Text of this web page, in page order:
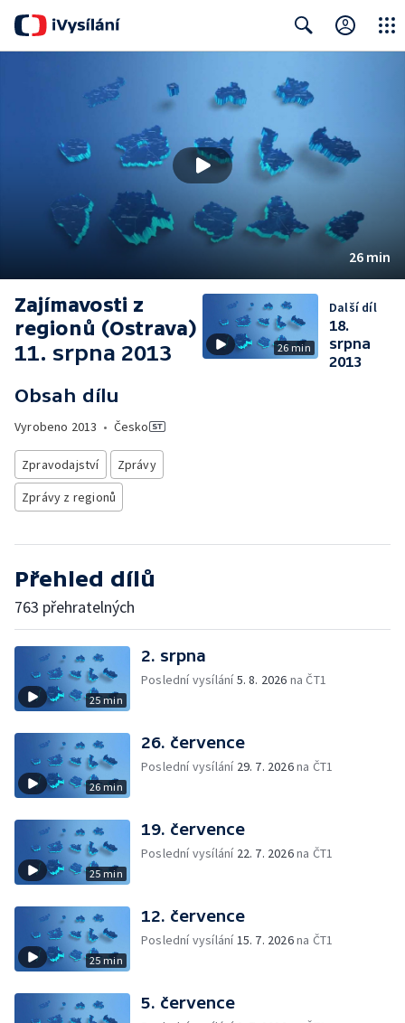
26 min
Zajímavosti z
regionů (Ostrava)
11. srpna 2013
Obsah dílu
Vyrobeno 2013 • Česko
Zpravodajství
Zprávy
Zprávy z regionů
26 min
Další díl
18.
srpna
2013
Přehled dílů
763 přehratelných
25 min
2. srpna
Poslední vysílání5. 8. 2026 na ČT1
26 min
26. července
Poslední vysílání 29. 7. 2026na ČT1
25 min
19. července
Poslední vysílání 22. 7. 2026na ČT1
25 min
12. července
Poslední vysílání15. 7. 2026na ČT1
5. července